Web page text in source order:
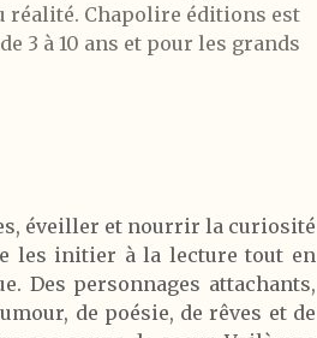
réalité. Chapolire éditions est
3 à 10 ans et pour les grands
éveiller et nourrir la curiosité
les initier à la lecture tout en
Des personnages attachants,
de poésie, de rêves et de